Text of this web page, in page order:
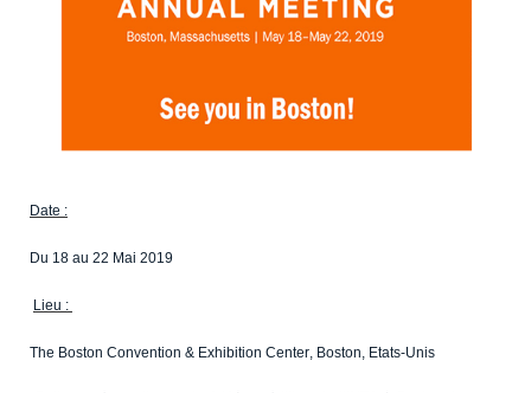
Date :
Du 18 au 22 Mai 2019
Lieu :
The Boston Convention & Exhibition Center, Boston, Etats-Unis